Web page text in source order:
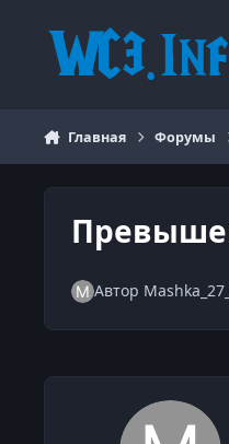
Главная Форумы
Автор